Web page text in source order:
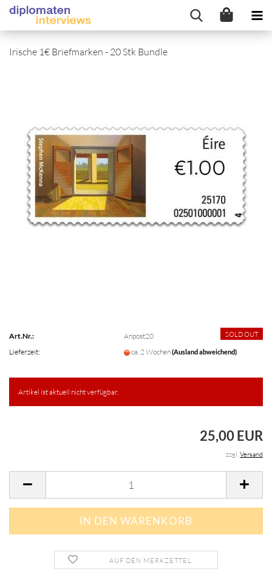
Irische 1€ Briefmarken - 20 Stk Bundle
SOLD OUT
Art.Nr.:
Anpost20
Lieferzeit:
ca. 2 Wochen(Ausland abweichend)
Artikel ist aktuell nicht verfügbar.
25,00 EUR
zzgl.Versand
AUF DEN MERKZETTEL